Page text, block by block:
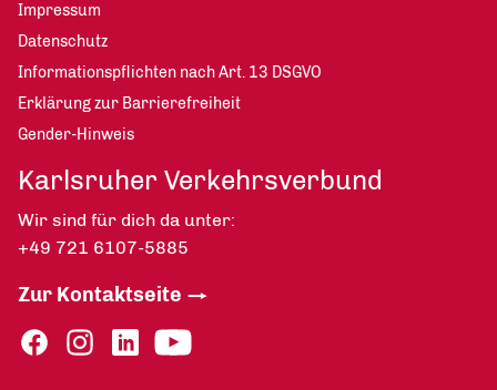
Impressum
Datenschutz
Informationspflichten nach Art. 13 DSGVO
Erklärung zur Barrierefreiheit
Gender-Hinweis
Karlsruher Verkehrsverbund
Wir sind für dich da unter:
+49 721 6107-5885
Zur Kontaktseite